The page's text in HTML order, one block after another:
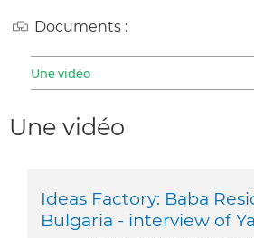
Documents :
Une vidéo
Une vidéo
Ideas Factory: Baba
Bulgaria - interview of